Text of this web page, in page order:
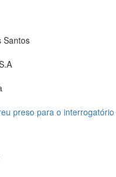
Santos
preso para o interrogatório